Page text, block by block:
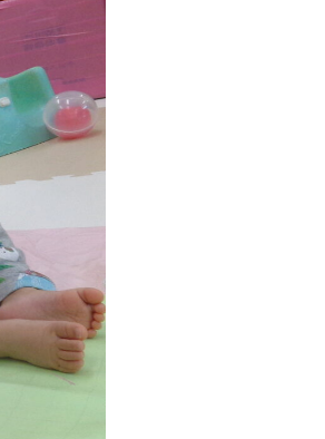
教職員募集
0歳親子登園［マカロンクラス ]